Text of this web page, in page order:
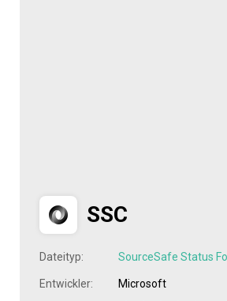
SSC
Dateityp: SourceSafe Status
Entwickler: Microsoft